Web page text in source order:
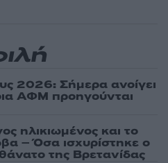
2026: Σήμερα ανοίγει
ΑΦΜ προηγούνται
ηλικιωμένος και το
– Όσα ισχυρίστηκε ο
της Βρετανίδας